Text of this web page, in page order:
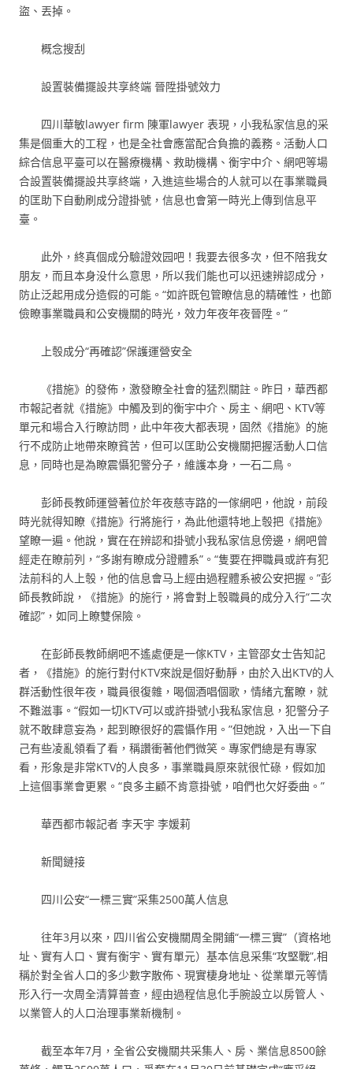
盜、丟掉。
概念搜刮
設置裝備擺設共享終端 晉陞掛號效力
四川華敏lawyer firm 陳軍lawyer 表現，小我私家信息的采
集是個重大的工程，也是全社會應當配合負擔的義務。活動人口
綜合信息平臺可以在醫療機構、救助機構、衡宇中介、網吧等場
合設置裝備擺設共享終端，入進這些場合的人就可以在事業職員
的匡助下自動刷成分證掛號，信息也會第一時光上傳到信息平
臺。
此外，終真個成分驗證效园吧！我要去很多次，但不陪我女
朋友，而且本身没什么意思，所以我们能也可以迅速辨認成分，
防止泛起用成分造假的可能。“如許既包管瞭信息的精確性，也節
儉瞭事業職員和公安機關的時光，效力年夜年夜晉陞。”
上彀成分“再確認”保護運營安全
《措施》的發佈，激發瞭全社會的猛烈關註。昨日，華西都
市報記者就《措施》中觸及到的衡宇中介、房主、網吧、KTV等
單元和場合入行瞭訪問，此中年夜大都表現，固然《措施》的施
行不成防止地帶來瞭貧苦，但可以匡助公安機關把握活動人口信
息，同時也是為瞭震懾犯警分子，維護本身，一石二鳥。
彭師長教師運營著位於年夜慈寺路的一傢網吧，他說，前段
時光就得知瞭《措施》行將施行，為此他還特地上彀把《措施》
望瞭一遍。他說，實在在辨認和掛號小我私家信息傍邊，網吧曾
經走在瞭前列，“多謝有瞭成分證體系”。“隻要在押職員或許有犯
法前科的人上彀，他的信息會马上經由過程體系被公安把握。”彭
師長教師說，《措施》的施行，將會對上彀職員的成分入行“二次
確認”，如同上瞭雙保險。
在彭師長教師網吧不遙處便是一傢KTV，主管邵女士告知記
者，《措施》的施行對付KTV來說是個好動靜，由於入出KTV的人
群活動性很年夜，職員很復雜，喝個酒唱個歌，情緒亢奮瞭，就
不難滋事。“假如一切KTV可以或許掛號小我私家信息，犯警分子
就不敢肆意妄為，起到瞭很好的震懾作用。”但她說，入出一下自
己有些凌亂領看了看，稱讚衝著他們微笑。專家們總是有專家
看，形象是非常KTV的人良多，事業職員原來就很忙碌，假如加
上這個事業會更累。“良多主顧不肯意掛號，咱們也欠好委曲。”
華西都市報記者 李天宇 李媛莉
新聞鏈接
四川公安“一標三實”采集2500萬人信息
往年3月以來，四川省公安機關周全開鋪“一標三實”（資格地
址、實有人口、實有衡宇、實有單元）基本信息采集“攻堅戰”,相
稱於對全省人口的多少數字散佈、現實棲身地址、從業單元等情
形入行一次周全清算普查，經由過程信息化手腕設立以房管人、
以業管人的人口治理事業新機制。
截至本年7月，全省公安機關共采集人、房、業信息8500餘